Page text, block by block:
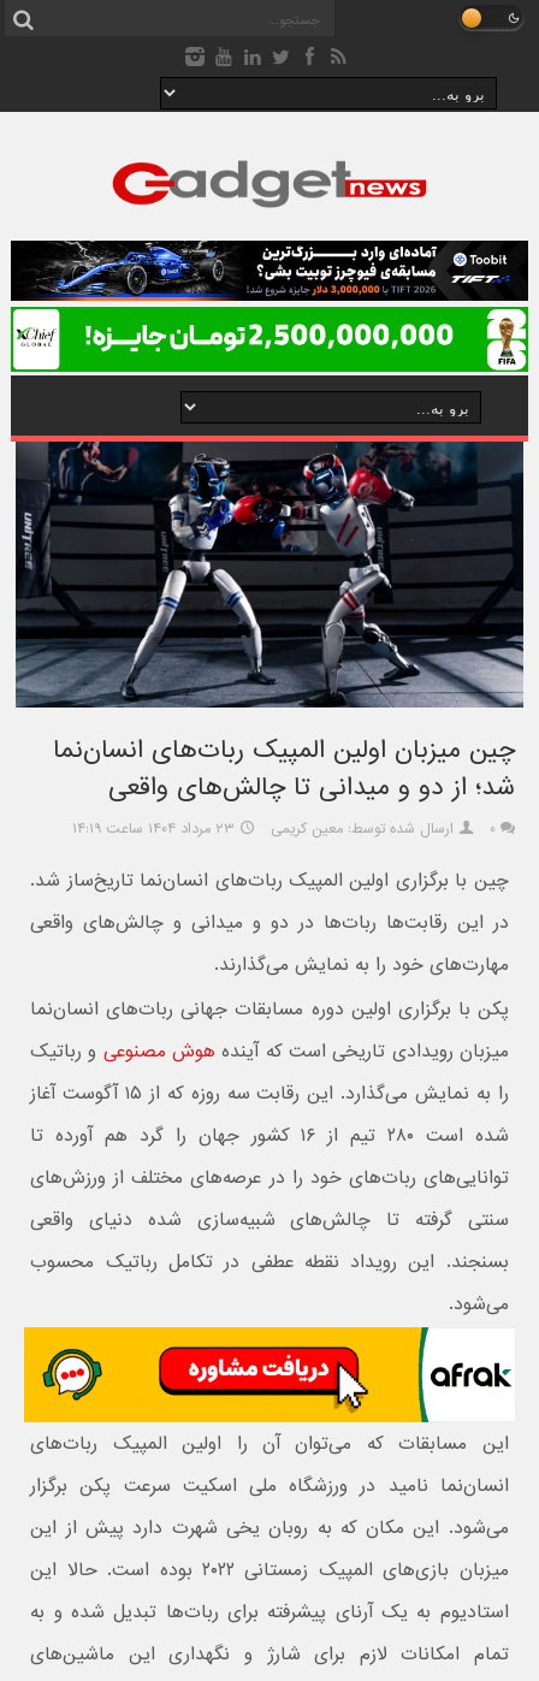
چین میزبان اولین المپیک ربات‌های انسان‌نما
شد؛ از دو و میدانی تا چالش‌های واقعی
۰ ارسال شده توسط: معین کریمی ۲۳ مرداد ۱۴۰۴ ساعت ۱۴:۱۹
چین با برگزاری اولین المپیک ربات‌های انسان‌نما تاریخ‌ساز شد.
در این رقابت‌ها ربات‌ها در دو و میدانی و چالش‌های واقعی
مهارت‌های خود را به نمایش می‌گذارند.
پکن با برگزاری اولین دوره مسابقات جهانی ربات‌های انسان‌نما
میزبان رویدادی تاریخی است که آینده هوش مصنوعی و رباتیک
را به نمایش می‌گذارد. این رقابت سه روزه که از ۱۵ آگوست آغاز
شده است ۲۸۰ تیم از ۱۶ کشور جهان را گرد هم آورده تا
توانایی‌های ربات‌های خود را در عرصه‌های مختلف از ورزش‌های
سنتی گرفته تا چالش‌های شبیه‌سازی شده دنیای واقعی
بسنجند. این رویداد نقطه عطفی در تکامل رباتیک محسوب
می‌شود.
این مسابقات که می‌توان آن را اولین المپیک ربات‌های
انسان‌نما نامید در ورزشگاه ملی اسکیت سرعت پکن برگزار
می‌شود. این مکان که به روبان یخی شهرت دارد پیش از این
میزبان بازی‌های المپیک زمستانی ۲۰۲۲ بوده است. حالا این
استادیوم به یک آرنای پیشرفته برای ربات‌ها تبدیل شده و به
تمام امکانات لازم برای شارژ و نگهداری این ماشین‌های